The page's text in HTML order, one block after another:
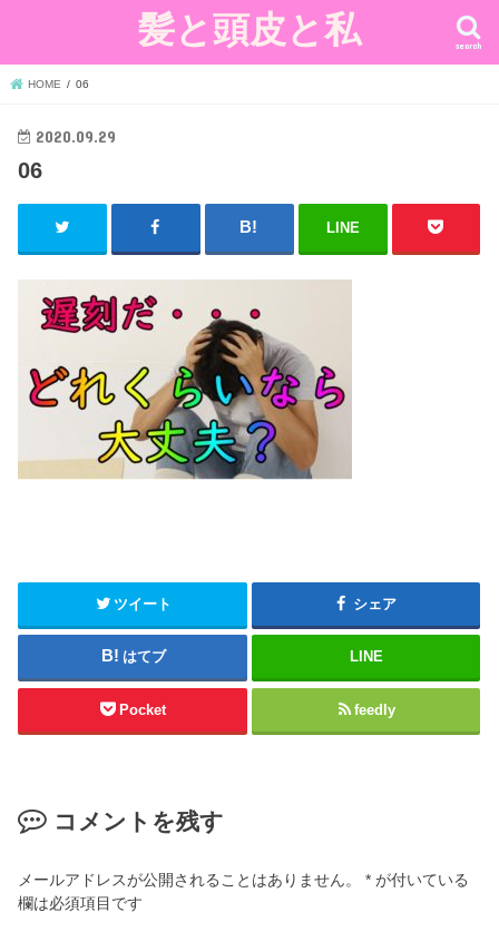
髪と頭皮と私 search
HOME 06
2020.09.29
06
LINE
ツイート シェア
はてブ LINE
Pocket feedly
コメントを残す
メールアドレスが公開されることはありません。 * が付いている
欄は必須項目です